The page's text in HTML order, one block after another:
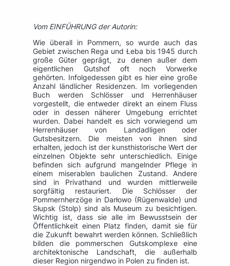
Vom EINFÜHRUNG der Autorin:
Wie überall in Pommern, so wurde auch das
Gebiet zwischen Rega und Łeba bis 1945 durch
große Güter geprägt, zu denen außer dem
eigentlichen Gutshof oft noch Vorwerke
gehörten. Infolgedessen gibt es hier eine große
Anzahl ländlicher Residenzen. Im vorliegenden
Buch werden Schlösser und Herrenhäuser
vorgestellt, die entweder direkt an einem Fluss
oder in dessen näherer Umgebung errichtet
wurden. Dabei handelt es sich vorwiegend um
Herrenhäuser von Landadligen oder
Gutsbesitzern. Die meisten von ihnen sind
erhalten, jedoch ist der kunsthistorische Wert der
einzelnen Objekte sehr unterschiedlich. Einige
befinden sich aufgrund mangelnder Pflege in
einem miserablen baulichen Zustand. Andere
sind in Privathand und wurden mittlerweile
sorgfältig restauriert. Die Schlösser der
Pommernherzöge in Darłowo (Rügenwalde) und
Słupsk (Stolp) sind als Museum zu besichtigen.
Wichtig ist, dass sie alle im Bewusstsein der
Öffentlichkeit einen Platz finden, damit sie für
die Zukunft bewahrt werden können. Schließlich
bilden die pommerschen Gutskomplexe eine
architektonische Landschaft, die außerhalb
dieser Region nirgendwo in Polen zu finden ist.